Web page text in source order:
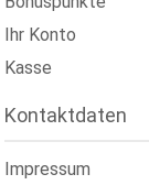
Ihr Konto
Kasse
Kontaktdaten
Impressum